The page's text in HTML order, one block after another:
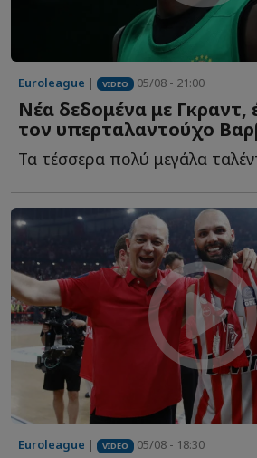
Euroleague | VIDEO 05/08 - 21:00
Νέα δεδομένα με Γκραντ,
τον υπερταλαντούχο
Euroleague | VIDEO 05/08 - 18:30